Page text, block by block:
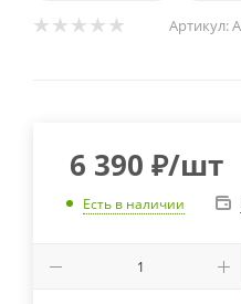
Артикул:
6 390 ₽/шт
Есть в наличии